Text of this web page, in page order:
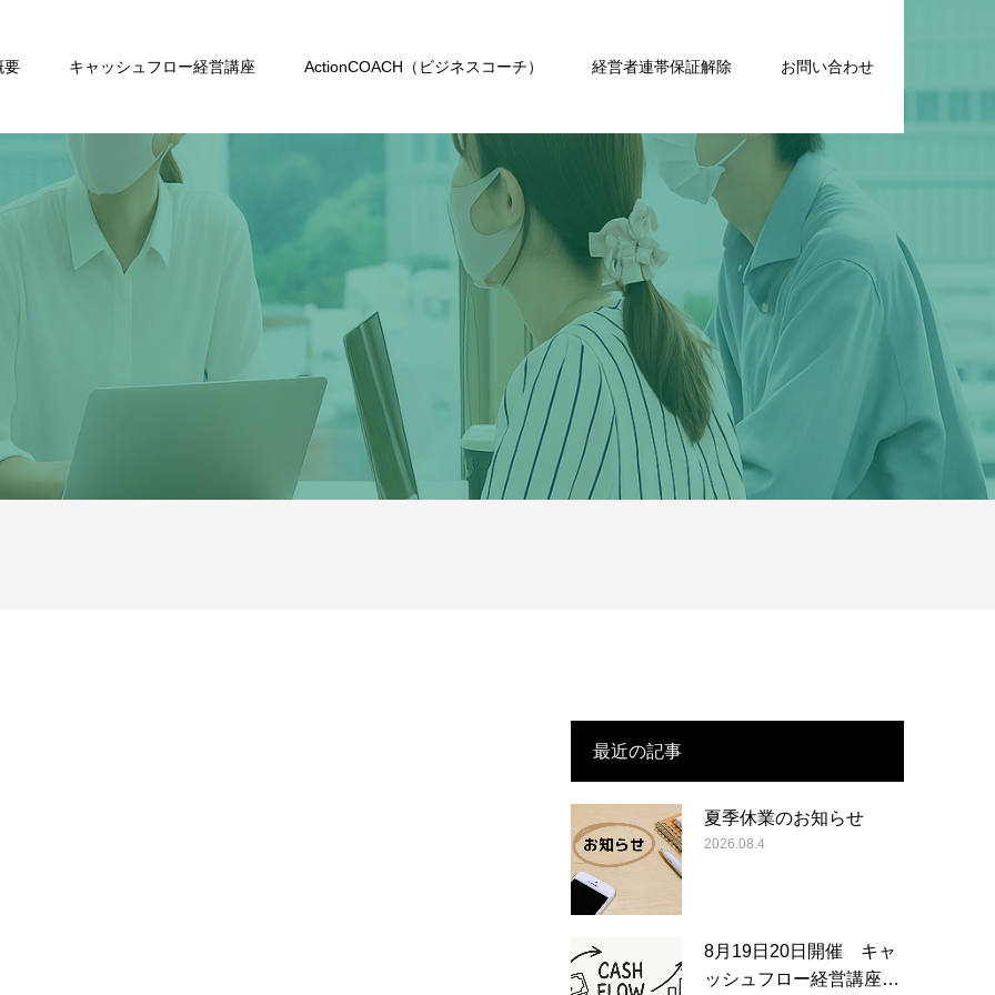
要 キャッシュフロー経営講座 ActionCOACH（ビジネスコーチ） 経営者連帯保証解除 お問い合わせ
最近の記事
夏季休業のお知らせ
2026.08.4
8月19日20日開催 キャ
ッシュフロー経営講座…